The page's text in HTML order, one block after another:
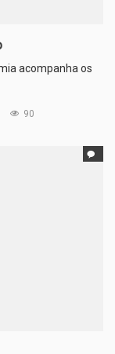
acompanha os
90